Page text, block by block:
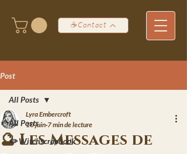
☕Contact
Post
All Posts
✏️ Witchscrapbook
All Posts
🔮 Les Messages de
Lyra Embercroft
10 juin 7 min de lecture